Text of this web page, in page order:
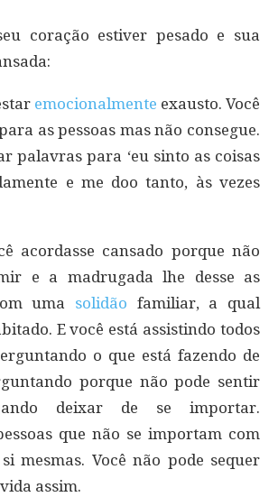
coração estiver pesado e sua
emocionalmente exausto. Você
as pessoas mas não consegue.
palavras para ‘eu sinto as coisas
e me doo tanto, às vezes
acordasse cansado porque não
e a madrugada lhe desse as
uma solidão familiar, a qual
E você está assistindo todos
o que está fazendo de
porque não pode sentir
deixar de se importar.
que não se importam com
mesmas. Você não pode sequer
assim.